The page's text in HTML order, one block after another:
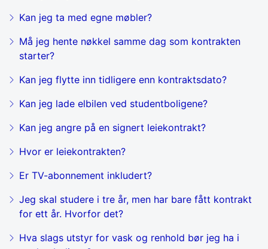
Kan jeg ta med egne møbler?
Må jeg hente nøkkel samme dag som kontrakten
starter?
Kan jeg flytte inn tidligere enn kontraktsdato?
Kan jeg lade elbilen ved studentboligene?
Kan jeg angre på en signert leiekontrakt?
Hvor er leiekontrakten?
Er TV-abonnement inkludert?
Jeg skal studere i tre år, men har bare fått kontrakt
for ett år. Hvorfor det?
Hva slags utstyr for vask og renhold bør jeg ha i